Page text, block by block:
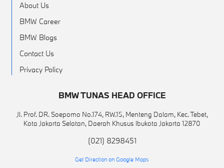
About Us
BMW Career
BMW Blogs
Contact Us
Privacy Policy
BMW TUNAS HEAD OFFICE
Jl. Prof. DR. Soepomo No.174, RW.15, Menteng Dalam, Kec. Tebet,
Kota Jakarta Selatan, Daerah Khusus Ibukota Jakarta 12870
(021) 8298451
Get Direction on Google Maps